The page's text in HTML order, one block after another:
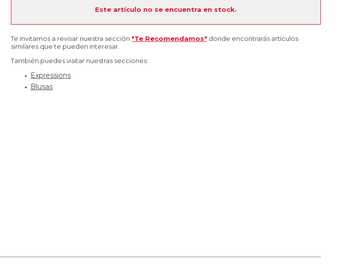
Este artículo no se encuentra en stock.
Te invitamos a revisar nuestra sección "Te Recomendamos" donde encontrarás artículos
similares que te pueden interesar.
También puedes visitar nuestras secciones:
Expressions
Blusas